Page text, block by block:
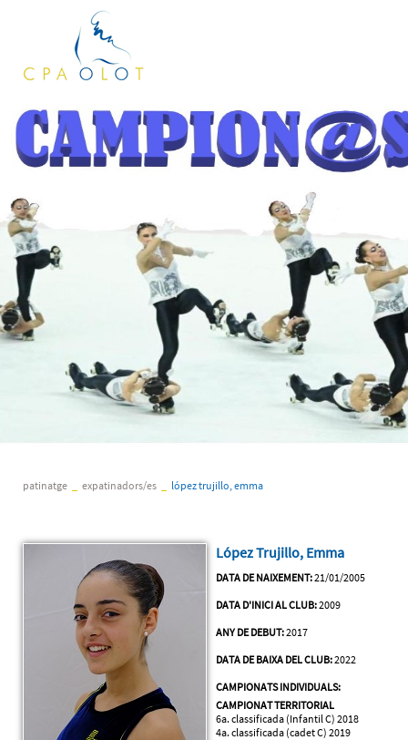
patinatge expatinadors/es lópez trujillo, emma
López Trujillo, Emma
DATA DE NAIXEMENT:21/01/2005
DATA D'INICI AL CLUB:2009
ANY DE DEBUT:2017
DATA DE BAIXA DEL CLUB:2022
CAMPIONATS INDIVIDUALS:
CAMPIONAT TERRITORIAL
6a. classificada (Infantil C) 2018
4a. classificada (cadet C) 2019